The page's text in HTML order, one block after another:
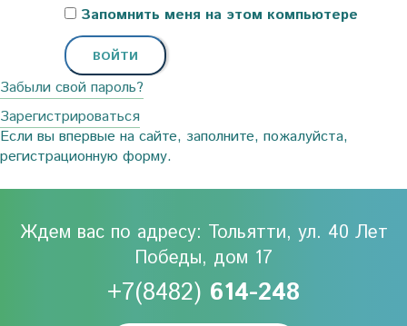
Запомнить меня на этом компьютере
Забыли свой пароль?
Зарегистрироваться
Если вы впервые на сайте, заполните, пожалуйста,
регистрационную форму.
Ждем вас по адресу: Тольятти, ул. 40 Лет
Победы, дом 17
+7(8482) 614-248